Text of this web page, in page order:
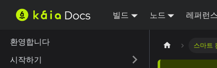
빌드 노드 레퍼런스
환영합니다
시작하기
스마트